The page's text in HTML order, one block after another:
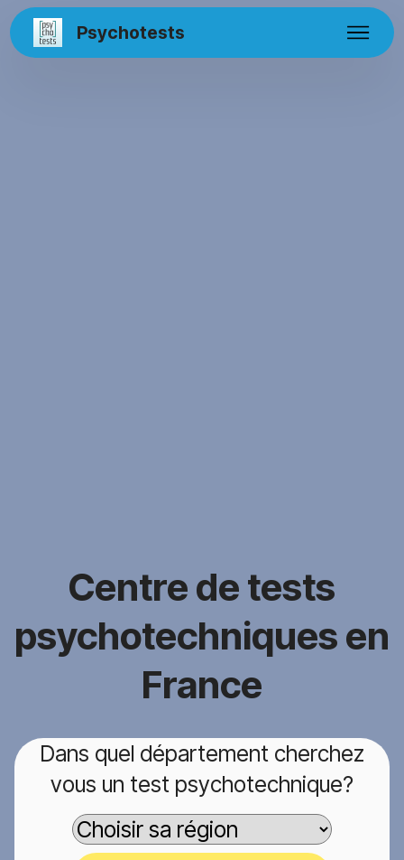
Psychotests
Centre de tests
psychotechniques en
France
Dans quel département cherchez
vous un test psychotechnique?